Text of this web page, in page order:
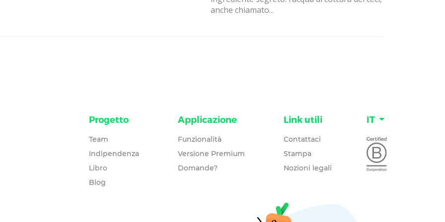
anche chiamato...
Progetto
Team
Indipendenza
Libro
Blog
Applicazione
Funzionalità
Versione Premium
Domande?
Link utili
Contattaci
Stampa
Nozioni legali
IT